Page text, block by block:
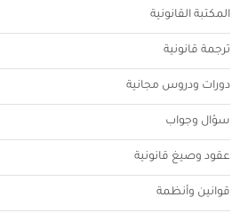
المكتبة القانونية
ترجمة قانونية
دورات ودروس مجانية
سؤال وجواب
عقود وصيغ قانونية
قوانين وأنظمة